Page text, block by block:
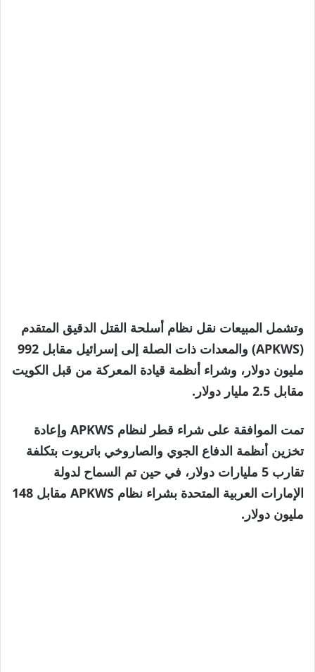
وتشمل المبيعات نقل نظام أسلحة القتل الدقيق المتقدم
(APKWS) والمعدات ذات الصلة إلى إسرائيل مقابل 992
مليون دولار، وشراء أنظمة قيادة المعركة من قبل الكويت
مقابل 2.5 مليار دولار.
تمت الموافقة على شراء قطر لنظام APKWS وإعادة
تخزين أنظمة الدفاع الجوي والصاروخي باتريوت بتكلفة
تقارب 5 مليارات دولار، في حين تم السماح لدولة
الإمارات العربية المتحدة بشراء نظام APKWS مقابل 148
مليون دولار.